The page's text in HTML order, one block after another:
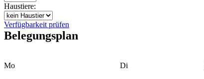
Haustiere:
Verfügbarkeit prüfen
Belegungsplan
Mo
Di